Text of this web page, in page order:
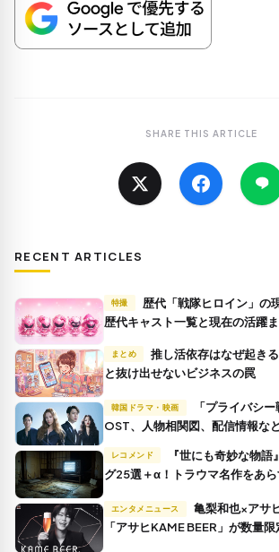
SHARE THIS ARTICLE
RECENT ARTICLES
特撮
歴代キャスト一覧と現在の活躍
まとめ
推し活依存はなぜ起きる？有名人崇拝症候群
と抜け出せないビジネスの罠
韓国ドラマ・映画
OST、人物相関図、配信情報な
レコメンド
グ25選＋α！トラウマ名作をあ
エンタメニュース
「アサヒKAME BEER」が数量